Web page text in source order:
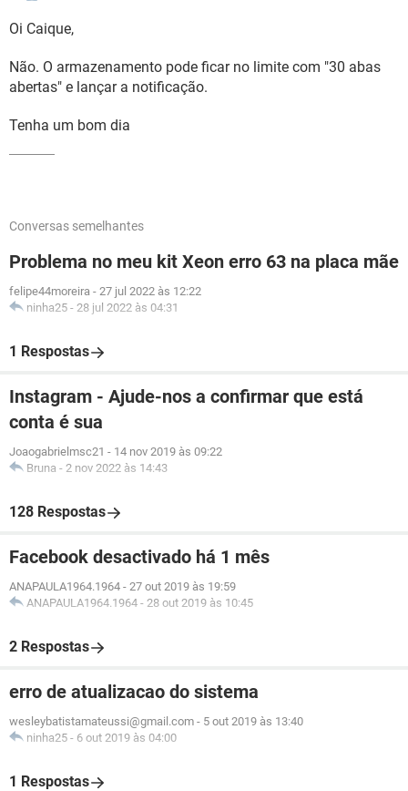
Oi Caique,
Não. O armazenamento pode ficar no limite com "30 abas
abertas" e lançar a notificação.
Tenha um bom dia
Conversas semelhantes
Problema no meu kit Xeon erro 63 na placa mãe
felipe44moreira - 27 jul 2022 às 12:22
ninha25 - 28 jul 2022 às 04:31
1 Respostas
Instagram - Ajude-nos a confirmar que está
conta é sua
Joaogabrielmsc21 - 14 nov 2019 às 09:22
Bruna - 2 nov 2022 às 14:43
128 Respostas
Facebook desactivado há 1 mês
ANAPAULA1964.1964 - 27 out 2019 às 19:59
ANAPAULA1964.1964 - 28 out 2019 às 10:45
2 Respostas
erro de atualizacao do sistema
wesleybatistamateussi@gmail.com - 5 out 2019 às 13:40
ninha25 - 6 out 2019 às 04:00
1 Respostas